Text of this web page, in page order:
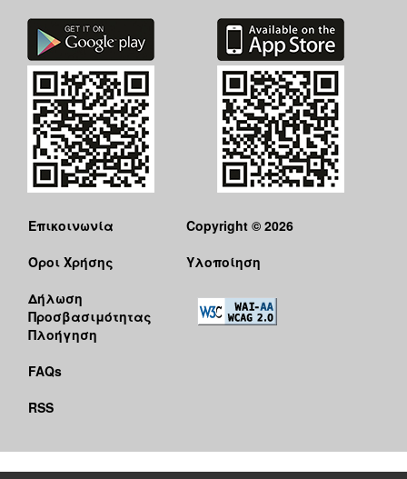
Επικοινωνία
Όροι Χρήσης
Δήλωση
Προσβασιμότητας
Πλοήγηση
FAQs
RSS
Copyright © 2026
Υλοποίηση